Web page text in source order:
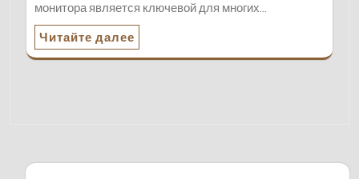
монитора является ключевой для многих…
Читайте далее